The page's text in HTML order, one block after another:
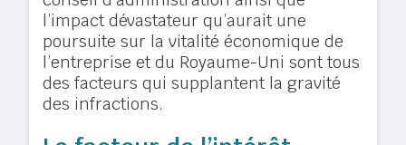
l’impact dévastateur qu’aurait une
poursuite sur la vitalité économique de
l’entreprise et du Royaume-Uni sont tous
des facteurs qui supplantent la gravité
des infractions.